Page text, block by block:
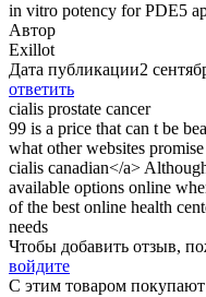
in vitro potency for PDE5
Автор
Exillot
Дата публикации2
ответить
cialis prostate cancer
99 is a price that can t be
what other websites
cialis canadian</a>
available options online
of the best online health
needs
Чтобы добавить отзыв,
войдите
С этим товаром покупают